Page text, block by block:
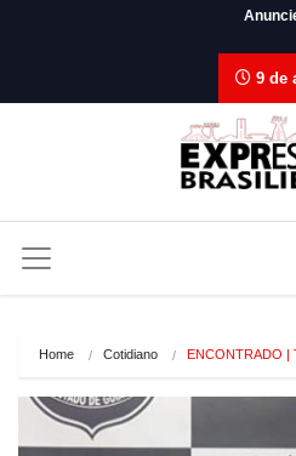
9 de
Home Cotidiano ENCONTRADO |